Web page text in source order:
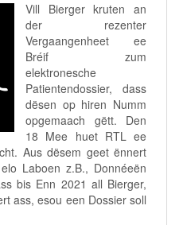
Vill Bierger kruten an
der rezenter
Vergaangenheet ee
Bréif zum
elektronesche
Patientendossier, dass
dësen op hiren Numm
opgemaach gëtt. Den
18 Mee huet RTL ee
Aus dësem geet ënnert
Laboen z.B., Donnéeën
bis Enn 2021 all Bierger,
ass, esou een Dossier soll